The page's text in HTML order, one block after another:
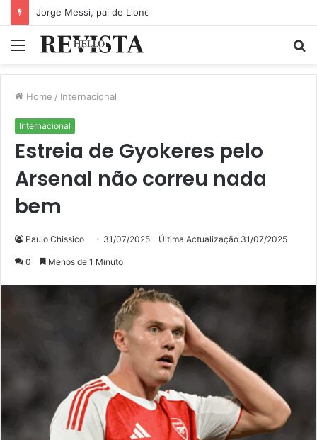
Jorge Messi, pai de Lionel Messi, morre aos 68 anos
Menu
Home / Internacional
Internacional
Estreia de Gyokeres pelo
Arsenal não correu nada
bem
Paulo Chissico 31/07/2025 Última Actualização 31/07/2025
0 Menos de 1 Minuto